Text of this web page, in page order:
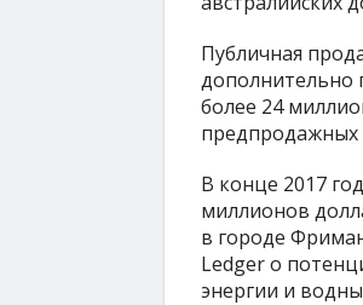
Публичная
дополнительно
более 24
предпродажных
В конце 2017
миллионов
в городе
Ledger о
энергии и